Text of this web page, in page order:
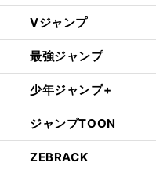
Vジャンプ
最強ジャンプ
少年ジャンプ+
ジャンプTOON
ZEBRACK